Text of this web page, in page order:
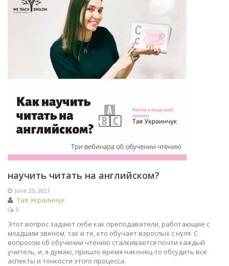
научить читать на английском?
June 25, 2021
Тая Украинчук
0
Этот вопрос задают себе как преподаватели, работающие с
младшим звеном, так и те, кто обучает взрослых с нуля. С
вопросом об обучении чтению сталкивается почти каждый
учитель, и, я думаю, пришло время наконец-то обсудить все
аспекты и тонкости этого процесса.